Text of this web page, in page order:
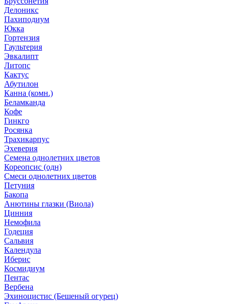
Делоникс
Пахиподиум
Юкка
Гортензия
Гаультерия
Эвкалипт
Литопс
Кактус
Абутилон
Канна (комн.)
Беламканда
Кофе
Гинкго
Росянка
Трахикарпус
Эхеверия
Семена однолетних цветов
Кореопсис (одн)
Смеси однолетних цветов
Петуния
Бакопа
Анютины глазки (Виола)
Цинния
Немофила
Годеция
Сальвия
Календула
Иберис
Космидиум
Пентас
Вербена
Эхиноцистис (Бешеный огурец)